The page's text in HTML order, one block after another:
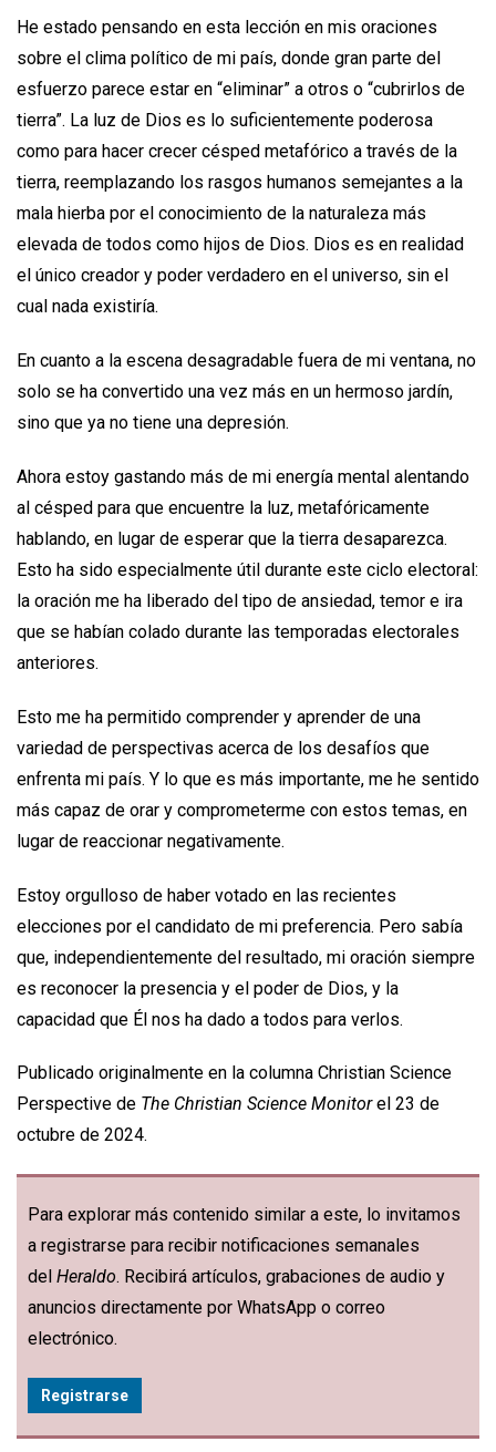
He estado pensando en esta lección en mis oraciones
sobre el clima político de mi país, donde gran parte del
esfuerzo parece estar en “eliminar” a otros o “cubrirlos de
tierra”. La luz de Dios es lo suficientemente poderosa
como para hacer crecer césped metafórico a través de la
tierra, reemplazando los rasgos humanos semejantes a la
mala hierba por el conocimiento de la naturaleza más
elevada de todos como hijos de Dios. Dios es en realidad
el único creador y poder verdadero en el universo, sin el
cual nada existiría.
En cuanto a la escena desagradable fuera de mi ventana, no
solo se ha convertido una vez más en un hermoso jardín,
sino que ya no tiene una depresión.
Ahora estoy gastando más de mi energía mental alentando
al césped para que encuentre la luz, metafóricamente
hablando, en lugar de esperar que la tierra desaparezca.
Esto ha sido especialmente útil durante este ciclo electoral:
la oración me ha liberado del tipo de ansiedad, temor e ira
que se habían colado durante las temporadas electorales
anteriores.
Esto me ha permitido comprender y aprender de una
variedad de perspectivas acerca de los desafíos que
enfrenta mi país. Y lo que es más importante, me he sentido
más capaz de orar y comprometerme con estos temas, en
lugar de reaccionar negativamente.
Estoy orgulloso de haber votado en las recientes
elecciones por el candidato de mi preferencia. Pero sabía
que, independientemente del resultado, mi oración siempre
es reconocer la presencia y el poder de Dios, y la
capacidad que Él nos ha dado a todos para verlos.
Publicado originalmente en la columna Christian Science
Perspective de The Christian Science Monitorel 23 de
octubre de 2024.
Para explorar más contenido similar a este, lo invitamos
a registrarse para recibir notificaciones semanales
del Heraldo. Recibirá artículos, grabaciones de audio y
anuncios directamente por WhatsApp o correo
electrónico.
Registrarse